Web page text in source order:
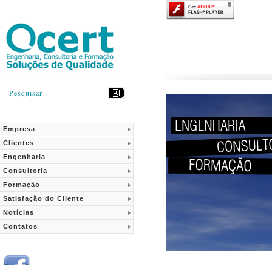
Pesquisar
Empresa
Clientes
Engenharia
Consultoria
Formação
Satisfação do Cliente
Notícias
Contatos